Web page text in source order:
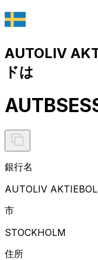
AUTOLIV
ドは
銀行名
AUTOLIV
市
STOCKHOLM
住所